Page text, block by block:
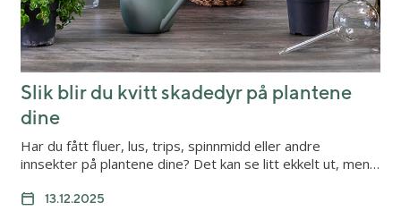
Slik blir du kvitt skadedyr på plantene
dine
Har du fått fluer, lus, trips, spinnmidd eller andre
innsekter på plantene dine? Det kan se litt ekkelt ut, men…
13.12.2025